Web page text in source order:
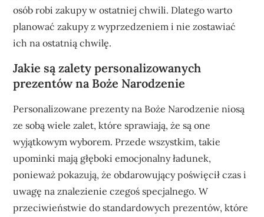
osób robi zakupy w ostatniej chwili. Dlatego warto
planować zakupy z wyprzedzeniem i nie zostawiać
ich na ostatnią chwilę.
Jakie są zalety personalizowanych
prezentów na Boże Narodzenie
Personalizowane prezenty na Boże Narodzenie niosą
ze sobą wiele zalet, które sprawiają, że są one
wyjątkowym wyborem. Przede wszystkim, takie
upominki mają głęboki emocjonalny ładunek,
ponieważ pokazują, że obdarowujący poświęcił czas i
uwagę na znalezienie czegoś specjalnego. W
przeciwieństwie do standardowych prezentów, które